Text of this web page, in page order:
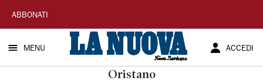
La
Nuova
Sardegna
ABBONATI
MENU ACCEDI
Oristano